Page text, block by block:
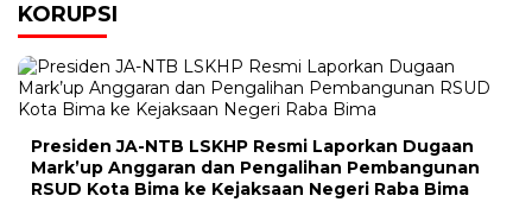
KORUPSI
Presiden JA-NTB LSKHP Resmi Laporkan Dugaan
Mark’up Anggaran dan Pengalihan Pembangunan
RSUD Kota Bima ke Kejaksaan Negeri Raba Bima